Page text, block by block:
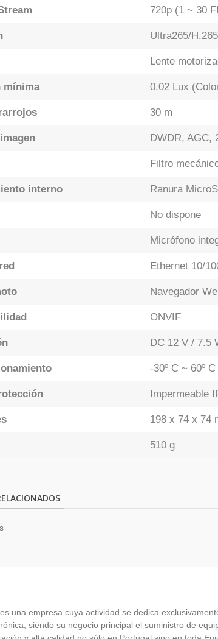
720p (1 ~ 30
Ultra265/
Lente
mínima 0.02 Lux
30 m
DWDR, AGC,
Filtro
interno Ranura
No dispone
Micrófono
Ethernet 10/
Navegador
ONVIF
DC 12 V / 7.5
-30º C ~ 60º C
Impermeable
198 x 74 x 74
510 g
una empresa cuya actividad se dedica
siendo su negocio principal el suministro de